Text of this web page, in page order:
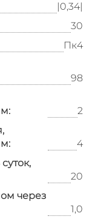
|0,34|
30
Пк4
98
2
4
20
через
1,0